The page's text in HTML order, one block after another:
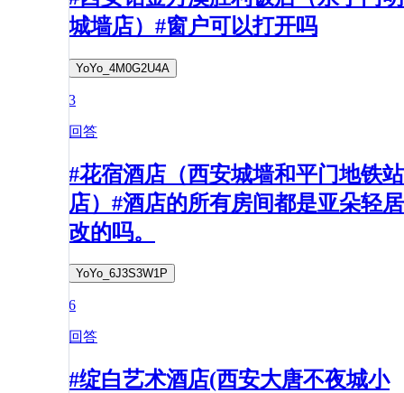
城墙店）#窗户可以打开吗
YoYo_4M0G2U4A
3
回答
#花宿酒店（西安城墙和平门地铁站
店）#酒店的所有房间都是亚朵轻居
改的吗。
YoYo_6J3S3W1P
6
回答
#绽白艺术酒店(西安大唐不夜城小